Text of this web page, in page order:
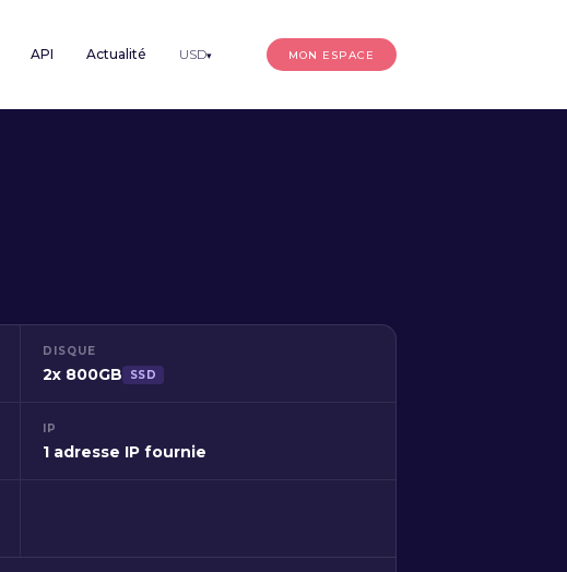
API Actualité USD▾ MON ESPACE
DISQUE
2x 800GB SSD
IP
1 adresse IP fournie